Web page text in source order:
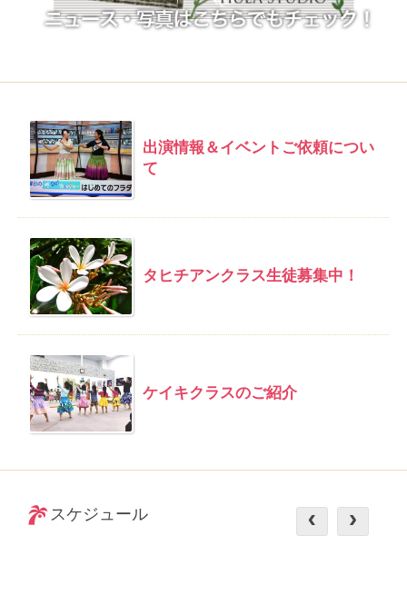
出演情報＆イベントご依頼につい
て
タヒチアンクラス生徒募集中！
ケイキクラスのご紹介
スケジュール